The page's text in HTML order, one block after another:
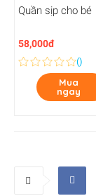
Quần sịp cho bé
58,000đ
()
Mua
ngay